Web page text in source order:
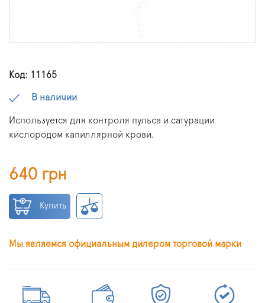
Код: 11165
В наличии
Используется для контроля пульса и сатурации
кислородом капиллярной крови.
640 грн
Купить
Мы являемся официальным дилером торговой марки